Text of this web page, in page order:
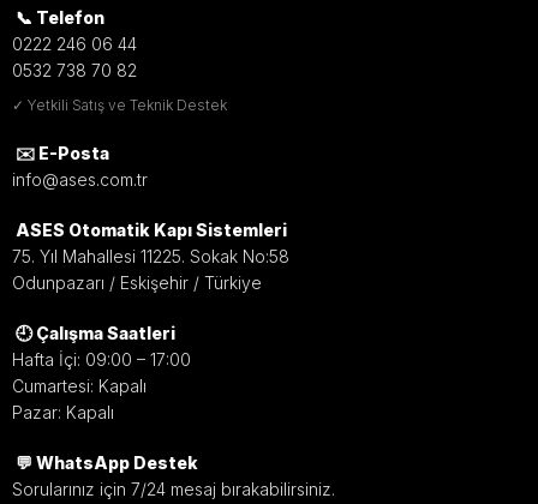
📞 Telefon
0222 246 06 44
0532 738 70 82
✓ Yetkili Satış ve Teknik Destek
✉️ E-Posta
info@ases.com.tr
ASES Otomatik Kapı Sistemleri
75. Yıl Mahallesi 11225. Sokak No:58
Odunpazarı / Eskişehir / Türkiye
🕘 Çalışma Saatleri
Hafta İçi: 09:00 – 17:00
Cumartesi: Kapalı
Pazar: Kapalı
💬 WhatsApp Destek
Sorularınız için 7/24 mesaj bırakabilirsiniz.